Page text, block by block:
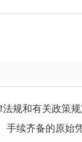
规和有关政策
手续齐备的原始